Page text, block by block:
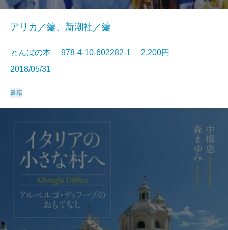
アリカ／編、新潮社／編
とんぼの本 978-4-10-602282-1 2,200円
2018/05/31
書籍